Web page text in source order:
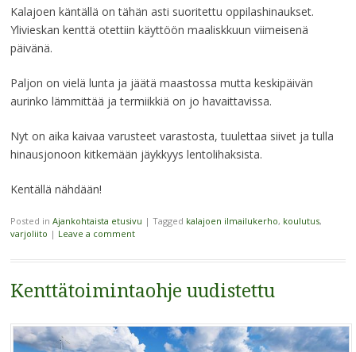
Kalajoen käntällä on tähän asti suoritettu oppilashinaukset.
Ylivieskan kenttä otettiin käyttöön maaliskkuun viimeisenä
päivänä.
Paljon on vielä lunta ja jäätä maastossa mutta keskipäivän
aurinko lämmittää ja termiikkiä on jo havaittavissa.
Nyt on aika kaivaa varusteet varastosta, tuulettaa siivet ja tulla
hinausjonoon kitkemään jäykkyys lentolihaksista.
Kentällä nähdään!
Posted in Ajankohtaista etusivu | Tagged kalajoen ilmailukerho, koulutus,
varjoliito | Leave a comment
Kenttätoimintaohje uudistettu